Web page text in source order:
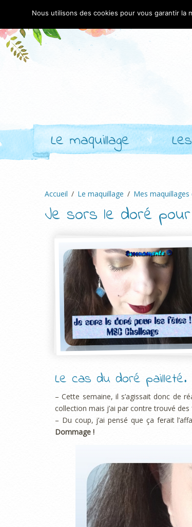
Le maquillage
Accueil Le maquillage Mes maquillages
Je sors le doré pour
Le cas du doré pailleté.
– Cette semaine, il s’agissait donc de
collection mais j’ai par contre trouvé des
– Du coup, j’ai pensé que ça ferait
Dommage !
Nous utilisons des cookies pour vous garantir